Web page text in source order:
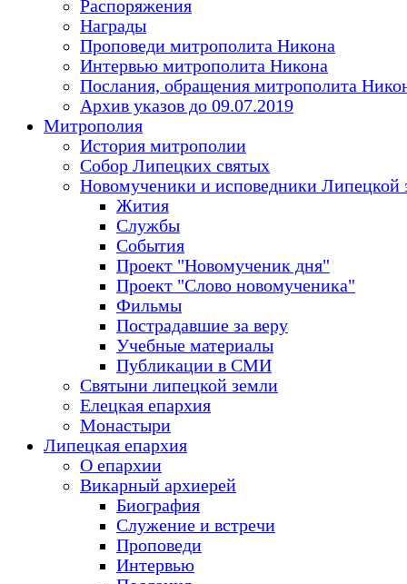
Распоряжения
Награды
Проповеди митрополита Никона
Интервью митрополита Никона
Послания, обращения митрополита
Архив указов до 09.07.2019
Митрополия
История митрополии
Собор Липецких святых
Новомученики и исповедники Липецкой
Жития
Службы
События
Проект "Новомученик дня"
Проект "Слово новомученика"
Фильмы
Пострадавшие за веру
Учебные материалы
Публикации в СМИ
Святыни липецкой земли
Елецкая епархия
Монастыри
Липецкая епархия
О епархии
Викарный архиерей
Биография
Служение и встречи
Проповеди
Интервью